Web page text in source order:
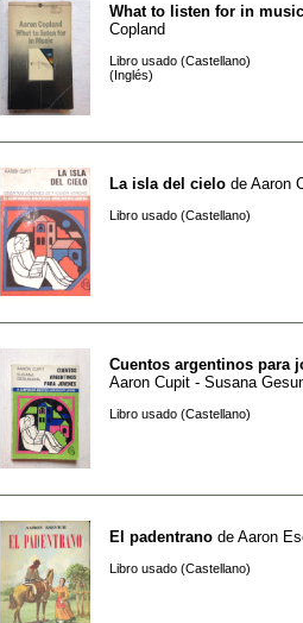
What to listen for in music
Copland
Libro usado (Castellano)
(Inglés)
La isla del cielo de Aaron
Libro usado (Castellano)
Cuentos argentinos para
Aaron Cupit - Susana
Libro usado (Castellano)
El padentrano de Aaron
Libro usado (Castellano)